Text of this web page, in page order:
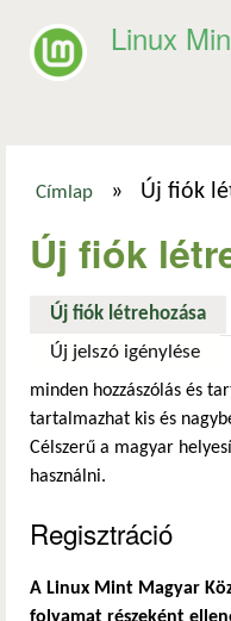
Linux
Jelenlegi
Címlap » Új fiók
Új fiók
Új fiók létrehozása
Új jelszó igénylése
minden hozzászólás és
tartalmazhat kis és
Célszerű a magyar
használni.
Regisztráció
A Linux Mint Magyar